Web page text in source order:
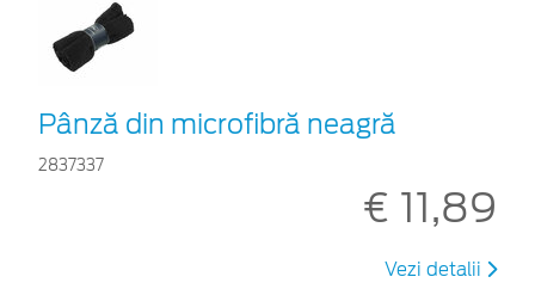
Pânză din microfibră neagră
2837337
€ 11,89
Vezi detalii